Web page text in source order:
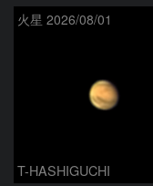
火星 2026/08/01
T-HASHIGUCHI